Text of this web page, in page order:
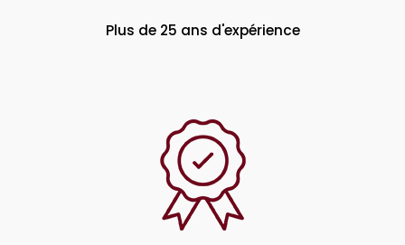
Plus de 25 ans d'expérience